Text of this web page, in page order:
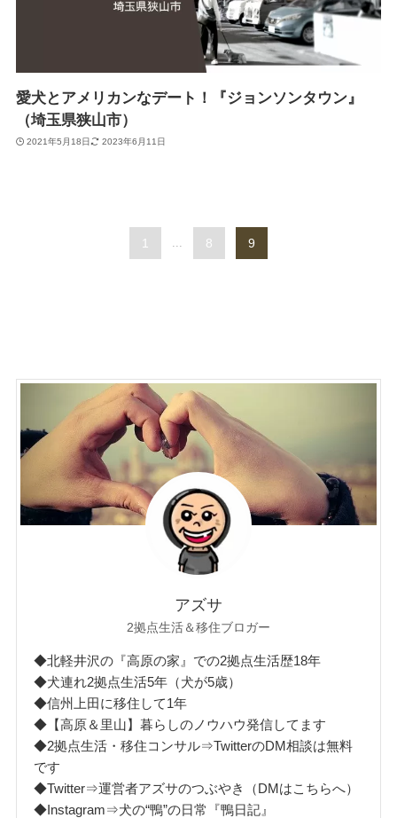
愛犬とアメリカンなデート！『ジョンソンタウン』
（埼玉県狭山市）
2021年5月18日 2023年6月11日
1 8 9
アズサ
2拠点生活＆移住ブロガー
◆北軽井沢の『高原の家』での2拠点生活歴18年
◆犬連れ2拠点生活5年（犬が5歳）
◆信州上田に移住して1年
◆【高原＆里山】暮らしのノウハウ発信してます
◆2拠点生活・移住コンサル⇒TwitterのDM相談は無料
です
◆Twitter⇒運営者アズサのつぶやき（DMはこちらへ）
◆Instagram⇒犬の“鴨”の日常『鴨日記』